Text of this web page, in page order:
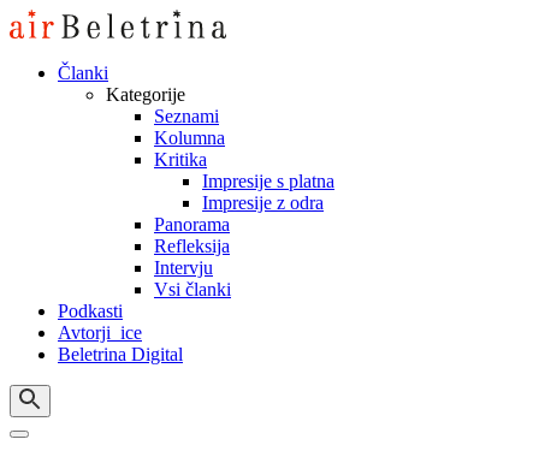
Skip
to
content
Članki
Kategorije
Seznami
Kolumna
Kritika
Impresije s platna
Impresije z odra
Panorama
Refleksija
Intervju
Vsi članki
Podkasti
Avtorji_ice
Beletrina Digital